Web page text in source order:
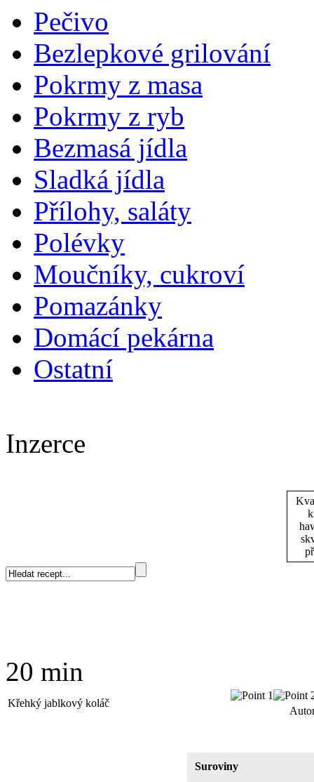
Pečivo
Bezlepkové grilování
Pokrmy z masa
Pokrmy z ryb
Bezmasá jídla
Sladká jídla
Přílohy, saláty
Polévky
Moučníky, cukroví
Pomazánky
Domácí pekárna
Ostatní
Inzerce
20 min
Křehký jablkový koláč
Suroviny